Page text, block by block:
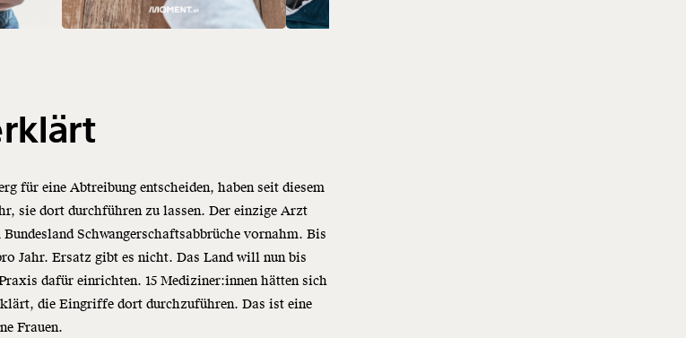
für eine Abtreibung entscheiden, haben seit diesem
sie dort durchführen zu lassen. Der einzige Arzt
Schwangerschaftsabbrüche vornahm. Bis
Jahr. Ersatz gibt es nicht. Das Land will nun bis
dafür einrichten. 15 Mediziner:innen hätten sich
die Eingriffe dort durchzuführen. Das ist eine
Frauen.